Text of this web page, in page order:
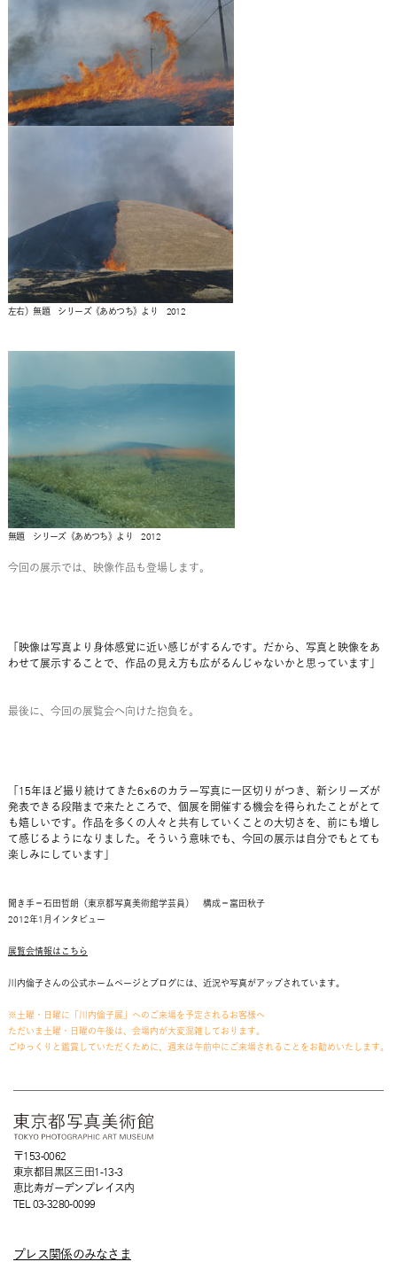
左右）無題 シリーズ《あめつち》より 2012
無題 シリーズ《あめつち》より 2012
今回の展示では、映像作品も登場します。
「映像は写真より身体感覚に近い感じがするんです。だから、写真と映像をあ
わせて展示することで、作品の見え方も広がるんじゃないかと思っています」
最後に、今回の展覧会へ向けた抱負を。
「15年ほど撮り続けてきた6×6のカラー写真に一区切りがつき、新シリーズが
発表できる段階まで来たところで、個展を開催する機会を得られたことがとて
も嬉しいです。作品を多くの人々と共有していくことの大切さを、前にも増し
て感じるようになりました。そういう意味でも、今回の展示は自分でもとても
楽しみにしています」
聞き手＝石田哲朗（東京都写真美術館学芸員） 構成＝富田秋子
2012年1月インタビュー
展覧会情報はこちら
川内倫子さんの公式ホームページとブログには、近況や写真がアップされています。
※土曜・日曜に「川内倫子展」へのご来場を予定されるお客様へ
ただいま土曜・日曜の午後は、会場内が大変混雑しております。
ごゆっくりと鑑賞していただくために、週末は午前中にご来場されることをお勧めいたします。
〒153-0062
東京都目黒区三田1-13-3
恵比寿ガーデンプレイス内
TEL 03-3280-0099
プレス関係のみなさま